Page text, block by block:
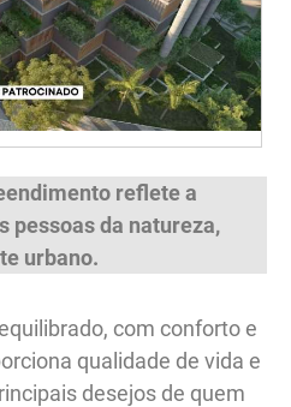
reflete a
pessoas da natureza,
urbano.
com conforto e
qualidade de vida e
desejos de quem